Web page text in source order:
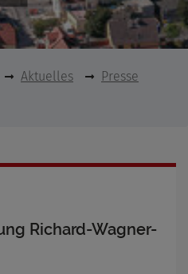
Aktuelles
Presse
Richard-Wagner-